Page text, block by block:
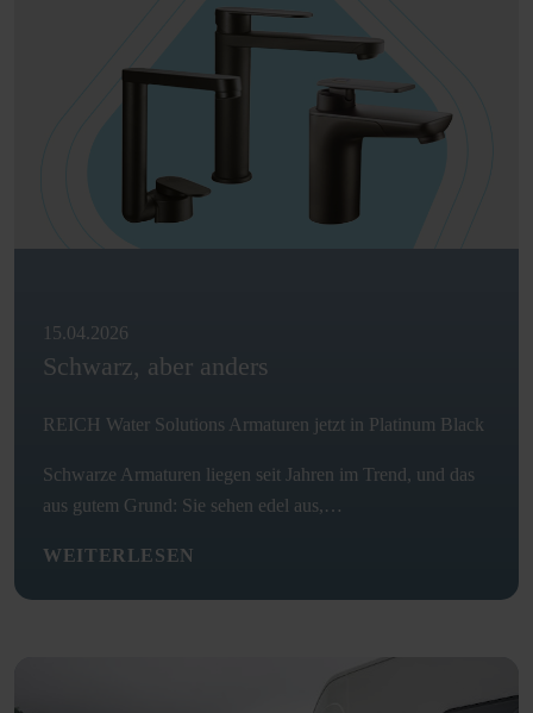
15.04.2026
Schwarz, aber anders
REICH Water Solutions Armaturen jetzt in Platinum Black
Schwarze Armaturen liegen seit Jahren im Trend, und das
aus gutem Grund: Sie sehen edel aus,…
WEITERLESEN